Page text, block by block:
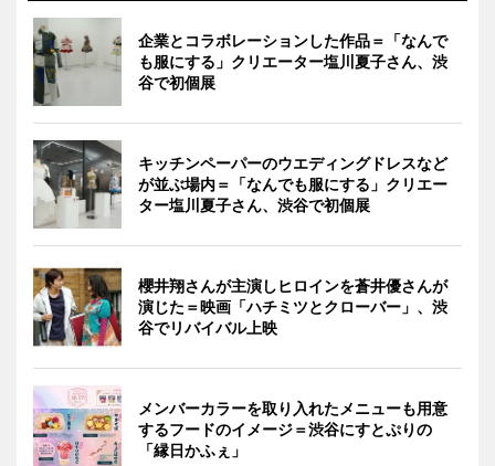
企業とコラボレーションした作品＝「なんで
も服にする」クリエーター塩川夏子さん、渋
谷で初個展
キッチンペーパーのウエディングドレスなど
が並ぶ場内＝「なんでも服にする」クリエー
ター塩川夏子さん、渋谷で初個展
櫻井翔さんが主演しヒロインを蒼井優さんが
演じた＝映画「ハチミツとクローバー」、渋
谷でリバイバル上映
メンバーカラーを取り入れたメニューも用意
するフードのイメージ＝渋谷にすとぷりの
「縁日かふぇ」